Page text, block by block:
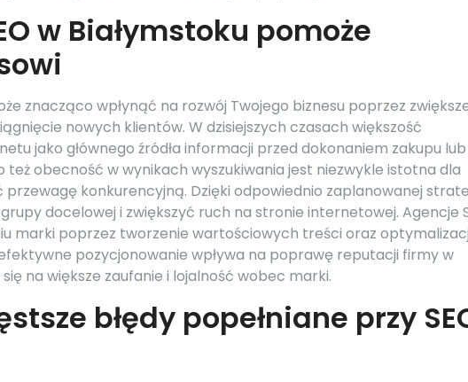
w Białymstoku pomoże
znacząco wpłynąć na rozwój Twojego biznesu poprzez
nowych klientów. W dzisiejszych czasach większość
jako głównego źródła informacji przed dokonaniem zakupu lub
też obecność w wynikach wyszukiwania jest niezwykle istotna dla
konkurencyjną. Dzięki odpowiednio zaplanowanej
docelowej i zwiększyć ruch na stronie internetowej. Agencje
marki poprzez tworzenie wartościowych treści oraz
pozycjonowanie wpływa na poprawę reputacji firmy w
na większe zaufanie i lojalność wobec marki.
błędy popełniane przy